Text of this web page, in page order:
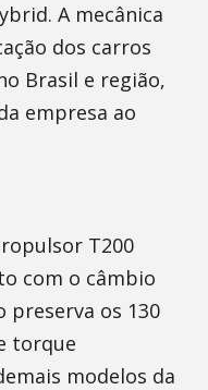
A mecânica
dos carros
Brasil e região,
empresa ao
T200
com o câmbio
preserva os 130
torque
modelos da